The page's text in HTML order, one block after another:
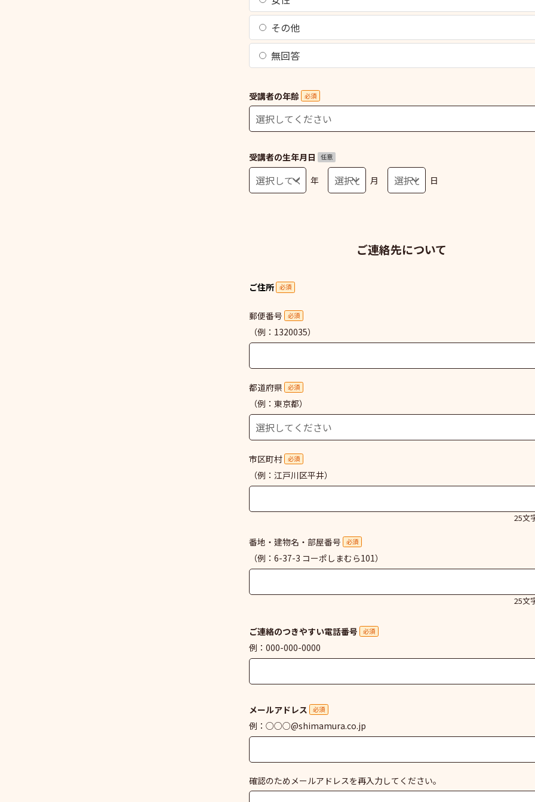
その他
無回答
受講者の年齢 必須
受講者の生年月日 任意
年 月 日
ご連絡先について
ご住所 必須
郵便番号 必須
（例：1320035）
都道府県 必須
（例：東京都）
市区町村 必須
（例：江戸川区平井）
25文
番地・建物名・部屋番号 必須
（例：6-37-3 コーポしまむら101）
25文
ご連絡のつきやすい電話番号 必須
例：000-000-0000
メールアドレス 必須
例：○○○@shimamura.co.jp
確認のためメールアドレスを再入力してください。